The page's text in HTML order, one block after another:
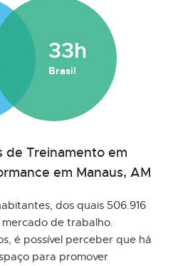
33h
Brasil
de Treinamento em
em Manaus, AM
dos quais 506.916
mercado de trabalho.
é possível perceber que há
para promover